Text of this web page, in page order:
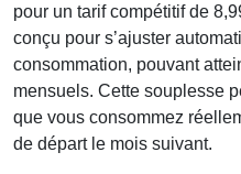
pour un tarif compétitif de
conçu pour s’ajuster
consommation, pouvant
mensuels. Cette souplesse
que vous consommez
de départ le mois suivant.